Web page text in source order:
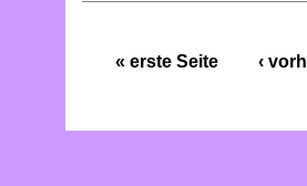
« erste Seite ‹